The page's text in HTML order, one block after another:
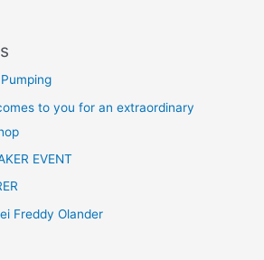
to you for an extraordinary
EVENT
Freddy Olander